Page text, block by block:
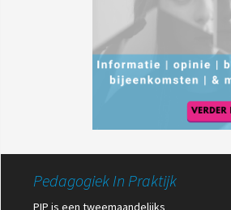
Pedagogiek In Praktijk
PIP is een tweemaandelijks